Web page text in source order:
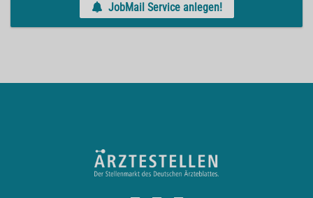
JobMail Service anlegen!